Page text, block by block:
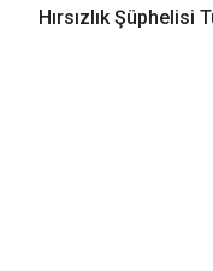
Hırsızlık Şüphelisi